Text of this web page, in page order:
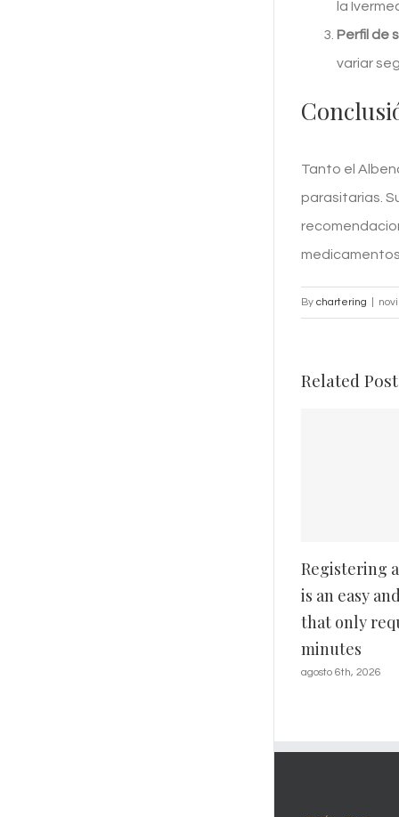
la
Perfil de
variar
Tanto el
parasitarias.
By chartering
Related
Registering a
is an easy and
that only
minutes
agosto 6th, 2026